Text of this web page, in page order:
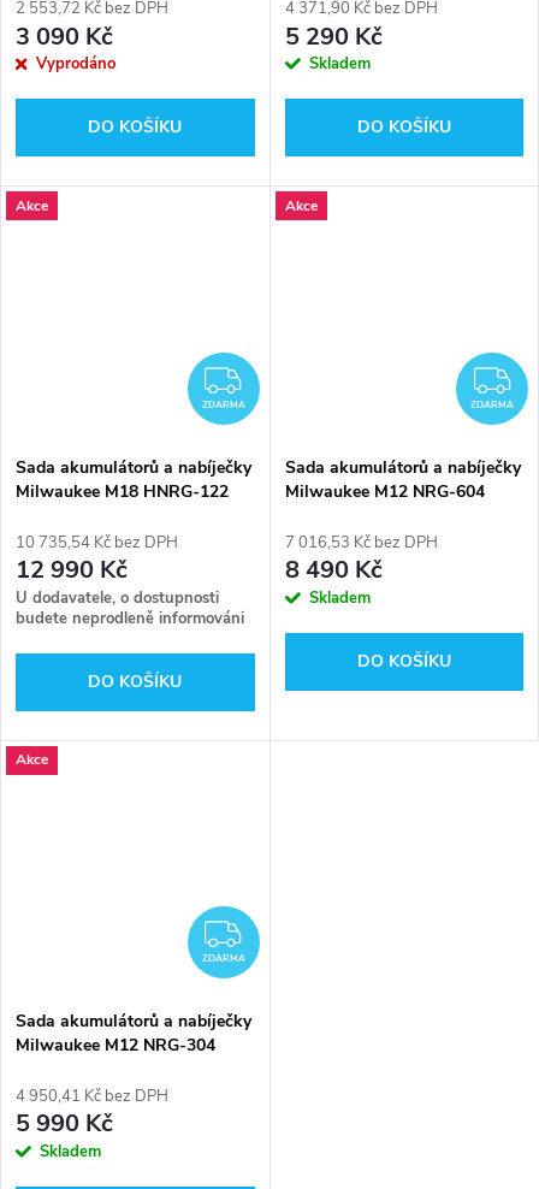
685162000
2 553,72 Kč bez DPH
3 090 Kč
Vyprodáno
DO KOŠÍKU
4 371,90 Kč bez DPH
5 290 Kč
Skladem
DO KOŠÍKU
Akce
ZDARMA
ZDARMA
Sada akumulátorů a nabíječky
Milwaukee M18 HNRG-122
10 735,54 Kč bez DPH
12 990 Kč
U dodavatele, o dostupnosti
budete neprodleně informováni
DO KOŠÍKU
Akce
ZDARMA
Sada akumulátorů a nabíječky
Milwaukee M12 NRG-604
7 016,53 Kč bez DPH
8 490 Kč
Skladem
DO KOŠÍKU
Akce
ZDARMA
ZDARMA
Sada akumulátorů a nabíječky
Milwaukee M12 NRG-304
4 950,41 Kč bez DPH
5 990 Kč
Skladem